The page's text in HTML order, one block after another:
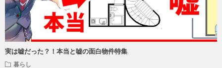
実は嘘だった？！本当と嘘の面白物件特集
暮らし